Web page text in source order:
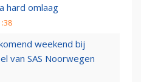
hard omlaag
weekend bij
van SAS Noorwegen